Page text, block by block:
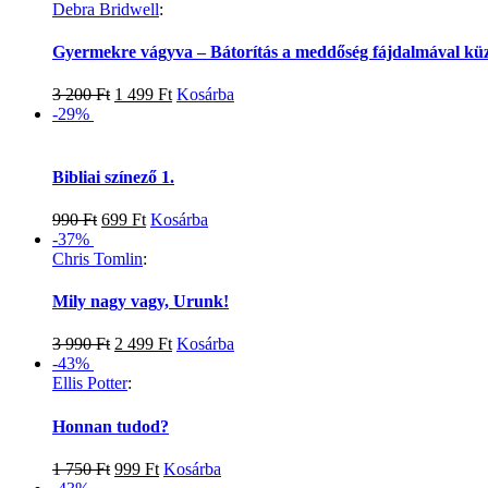
Debra Bridwell:
Gyermekre vágyva – Bátorítás a meddőség fájdalmával
3 200Ft 1 499 Ft Kosárba
-29%
Bibliai színező 1.
990Ft 699 Ft Kosárba
-37%
Chris Tomlin:
Mily nagy vagy, Urunk!
3 990Ft 2 499 Ft Kosárba
-43%
Ellis Potter:
Honnan tudod?
1 750Ft 999 Ft Kosárba